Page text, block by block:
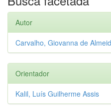
Autor
Carvalho, Giovanna de
Orientador
Kalil, Luís Guilherme Assis